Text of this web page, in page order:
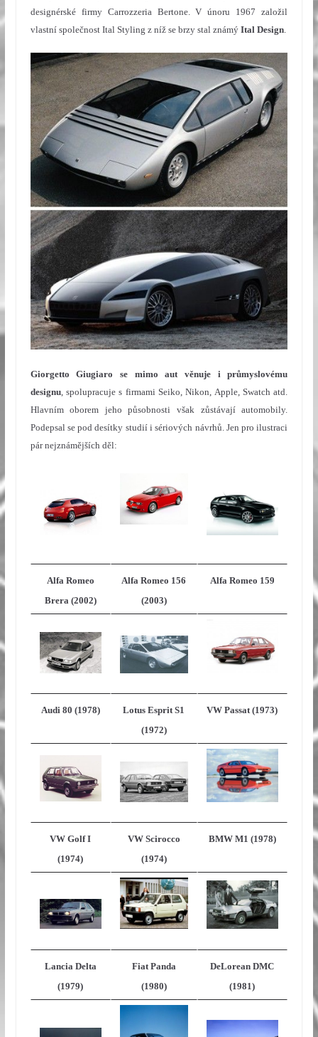
designérské firmy Carrozzeria Bertone. V únoru 1967 založil
vlastní společnost Ital Styling z níž se brzy stal známý Ital Design.
Giorgetto Giugiaro se mimo aut věnuje i průmyslovému
designu, spolupracuje s firmami Seiko, Nikon, Apple, Swatch atd.
Hlavním oborem jeho působnosti však zůstávají automobily.
Podepsal se pod desítky studií i sériových návrhů. Jen pro ilustraci
pár nejznámějších děl:
Alfa Romeo
Brera (2002)
Alfa Romeo 156
(2003)
Alfa Romeo 159
Audi 80 (1978)
Lotus Esprit S1
(1972)
VW Passat (1973)
VW Golf I
(1974)
VW Scirocco
(1974)
BMW M1 (1978)
Lancia Delta
(1979)
Fiat Panda
(1980)
DeLorean DMC
(1981)